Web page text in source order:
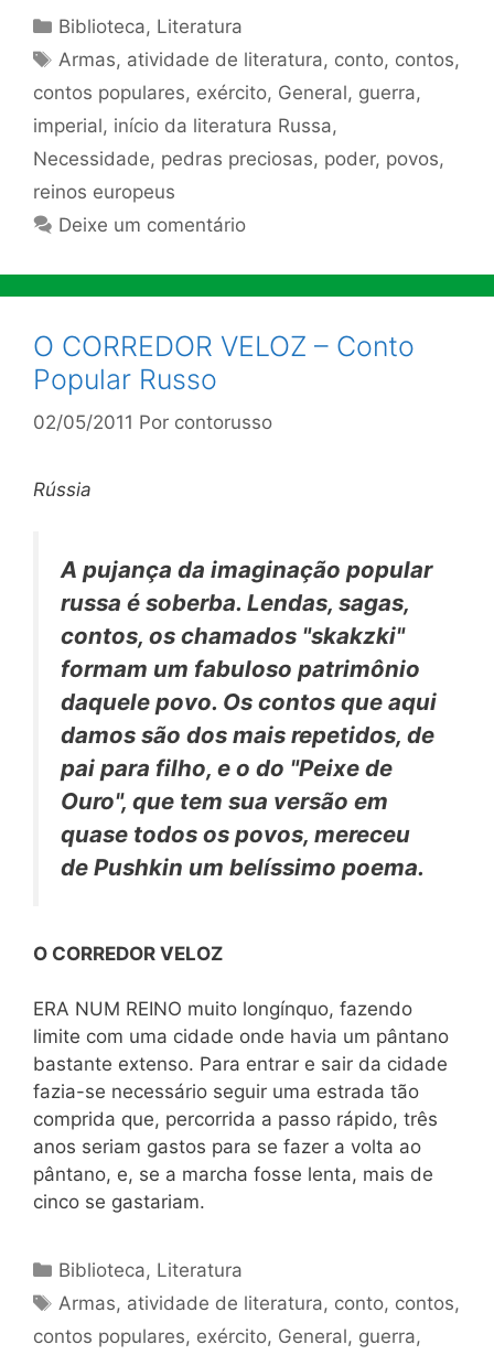
Categorias
Biblioteca, Literatura
Tags
Armas, atividade de literatura, conto, contos,
contos populares, exército, General, guerra,
imperial, início da literatura Russa,
Necessidade, pedras preciosas, poder, povos,
reinos europeus
Deixe um comentário
O CORREDOR VELOZ – Conto
Popular Russo
02/05/2011 Por contorusso
Rússia
A pujança da imaginação popular
russa é soberba. Lendas, sagas,
contos, os chamados "skakzki"
formam um fabuloso patrimônio
daquele povo. Os contos que aqui
damos são dos mais repetidos, de
pai para filho, e o do "Peixe de
Ouro", que tem sua versão em
quase todos os povos, mereceu
de Pushkin um belíssimo poema.
O CORREDOR VELOZ
ERA NUM REINO muito longínquo, fazendo
limite com uma cidade onde havia um pântano
bastante extenso. Para entrar e sair da cidade
fazia-se necessário seguir uma estrada tão
comprida que, percorrida a passo rápido, três
anos seriam gastos para se fazer a volta ao
pântano, e, se a marcha fosse lenta, mais de
cinco se gastariam.
Categorias
Biblioteca, Literatura
Tags
Armas, atividade de literatura, conto, contos,
contos populares, exército, General, guerra,